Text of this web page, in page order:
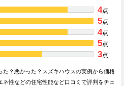
4点
5点
4点
5点
3点
た？悪かった？スズキハウスの実例から価格
性などの住宅性能など口コミで評判をチェ